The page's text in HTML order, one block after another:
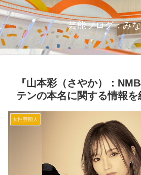
芸能ブログ：み
『山本彩（さやか）：
テンの本名に関する情報を
女性芸能人